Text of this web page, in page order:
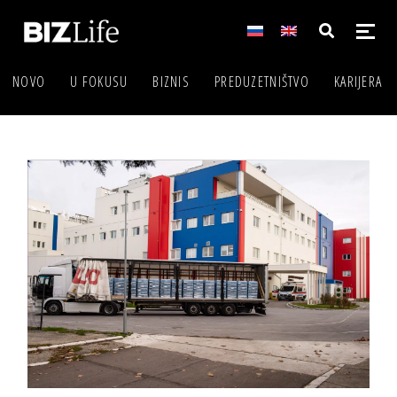
NOVO U FOKUSU BIZNIS PREDUZETNIŠTVO KARIJERA